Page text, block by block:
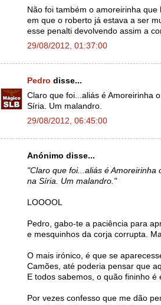
Não foi também o amoreirinha
em que o roberto já estava a ser
esse penalti devolvendo assim a
29/08/2012, 01:37:00
Pedro disse...
Claro que foi...aliás é Amoreirinha
Síria. Um malandro.
29/08/2012, 06:45:00
Anónimo disse...
"Claro que foi...aliás é
na Síria. Um malandro."
LOOOOL
Pedro, gabo-te a paciência para
e mesquinhos da corja corrupta.
O mais irónico, é que se
Camões, até poderia pensar que
E todos sabemos, o quão fininho é
Por vezes confesso que me dão